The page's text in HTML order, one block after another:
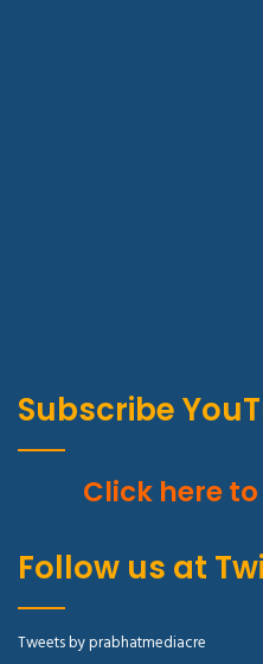
Subscribe
Click here
Follow us at
Tweets by prabhatmediacre